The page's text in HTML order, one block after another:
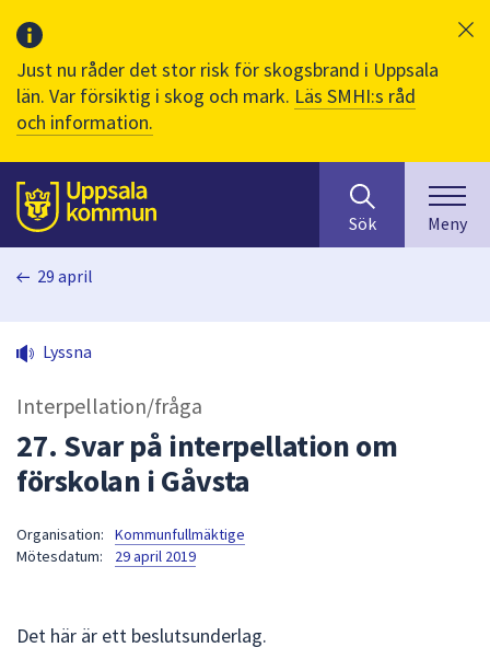
Just nu råder det stor risk för skogsbrand i Uppsala
län. Var försiktig i skog och mark. Läs SMHI:s råd
och information.
Till sidans
huvudinnehåll
efter
innehåll
på
sökfältet
kommer
Sök Meny
29 april
Lyssna
Interpellation/fråga
27. Svar på interpellation om
förskolan i Gåvsta
Organisation:
Kommunfullmäktige
Mötesdatum:
29 april 2019
Det här är ett beslutsunderlag.